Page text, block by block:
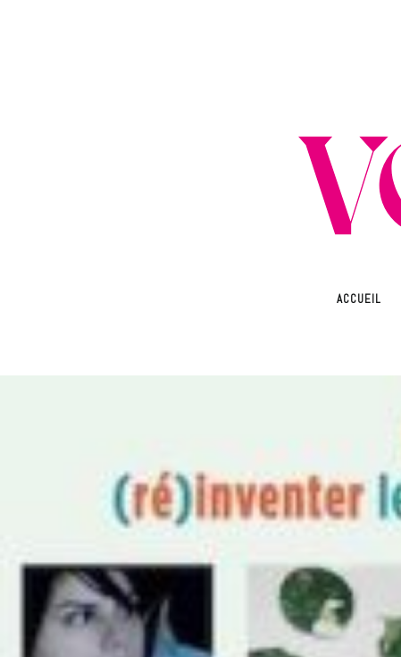
ACCUEIL